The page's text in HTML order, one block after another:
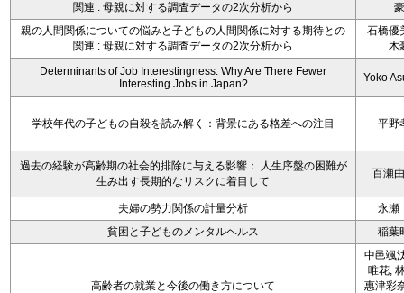
関連 : 母親に対する調査データの2次分析から
豪
親の人間関係についての悩みと子どもの人間関係に対する期待との
関連 : 母親に対する調査データの2次分析から
石橋優
木
Determinants of Job Interestingness: Why Are There Fewer
Interesting Jobs in Japan?
Yoko
学校年代の子どもの自殺を読み解く：背景にある格差への注目 平野
過去の経験が高齢期の社会的排除に与える影響： 人生序盤の困難が
生み出す長期的なリスクに着目して
百瀬
夫婦の勢力関係の計量分析
永
貧困と子どものメンタルヘルス
稲葉
高齢者の就業と今後の働き方について
中邑颯
唯花,
惠津彩